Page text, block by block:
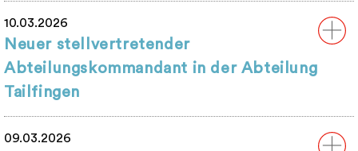
10.03.2026
Neuer stellvertretender
Abteilungskommandant in der Abteilung
Tailfingen
09.03.2026